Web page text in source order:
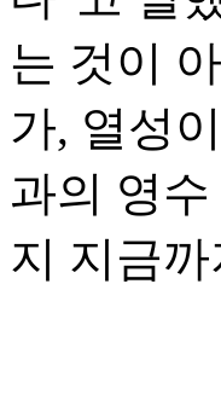
는 것이
가, 열성
과의 영
지 지금